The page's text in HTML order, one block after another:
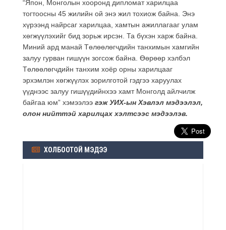
“Япон, Монголын хооронд дипломат харилцаа
тогтоосны 45 жилийн ой энэ жил тохиож байна. Энэ
хүрээнд найрсаг харилцаа, хамтын ажиллагааг улам
хөгжүүлэхийг бид зорьж ирсэн. Та бүхэн харж байна.
Миний ард манай Төлөөлөгчдийн танхимын хамгийн
залуу гурван гишүүн зогсож байна. Өөрөөр хэлбэл
Төлөөлөгчдийн танхим хоёр орны харилцааг
эрхэмлэн хөгжүүлэх зорилготой гэдгээ харуулах
үүднээс залуу гишүүдийнхээ хамт Монголд айлчилж
байгаа юм” хэмээлээ гэж УИХ-ын Хэвлэл мэдээлэл,
олон нийттэй харилцах хэлтсээс мэдээлэв.
ХОЛБООТОЙ МЭДЭЭ